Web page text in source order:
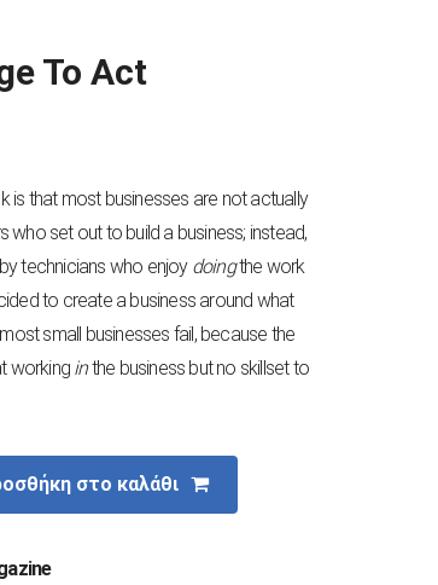
To Act
is that most businesses are not actually
who set out to build a business; instead,
technicians who enjoy doingthe work
to create a business around what
small businesses fail, because the
working inthe business but no skillset to
στο καλάθι